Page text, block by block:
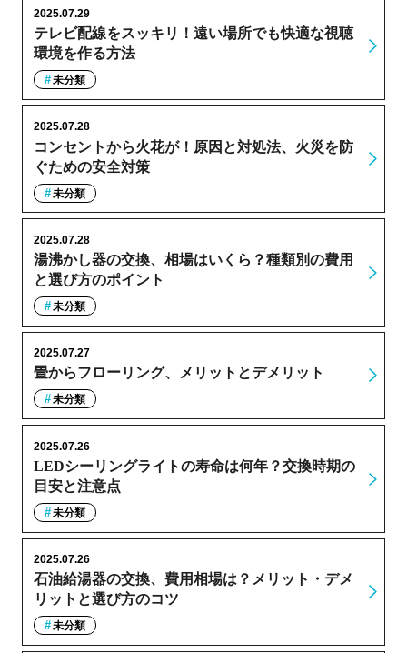
テレビ配線をスッキリ！遠い場所でも快適な視聴
環境を作る方法
2025.07.29
未分類
コンセントから火花が！原因と対処法、火災を防
ぐための安全対策
2025.07.28
未分類
湯沸かし器の交換、相場はいくら？種類別の費用
と選び方のポイント
2025.07.28
未分類
畳からフローリング、メリットとデメリット
2025.07.27
未分類
LEDシーリングライトの寿命は何年？交換時期の
目安と注意点
2025.07.26
未分類
石油給湯器の交換、費用相場は？メリット・デメ
リットと選び方のコツ
2025.07.26
未分類